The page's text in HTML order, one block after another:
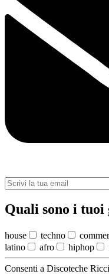
Quali sono i tuoi
house techno
latino
afro hiphop
Consenti a Discoteche